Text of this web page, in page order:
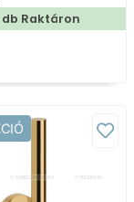
db Raktáron